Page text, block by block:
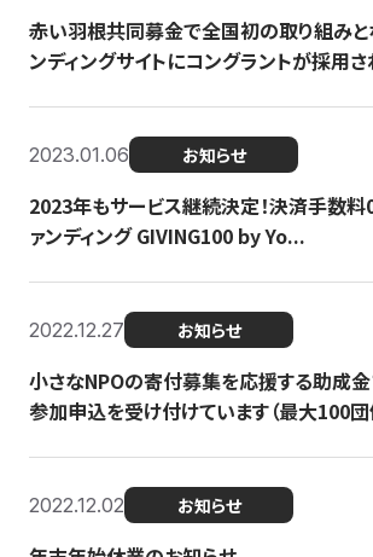
赤い羽根共同募金で全国初の取り組みと
ンディングサイトにコングラントが採用さ
2023.01.06 お知らせ
2023年もサービス継続決定！決済手数料
ァンディング GIVING100 by Yo...
2022.12.27 お知らせ
小さなNPOの寄付募集を応援する助成
参加申込を受け付けています（最大100団
2022.12.02 お知らせ